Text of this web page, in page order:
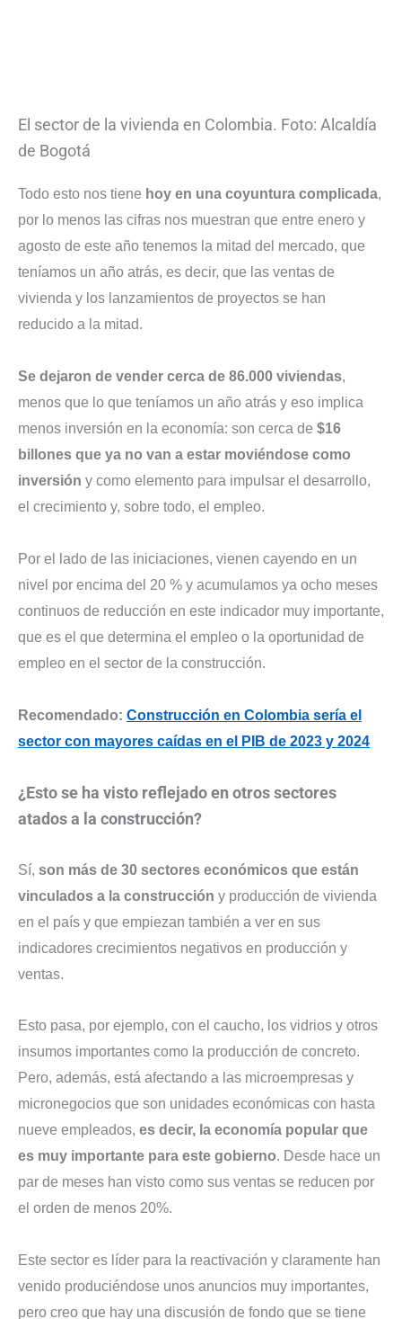
El sector de la vivienda en Colombia. Foto: Alcaldía
de Bogotá
Todo esto nos tiene hoy en una coyuntura complicada,
por lo menos las cifras nos muestran que entre enero y
agosto de este año tenemos la mitad del mercado, que
teníamos un año atrás, es decir, que las ventas de
vivienda y los lanzamientos de proyectos se han
reducido a la mitad.
Se dejaron de vender cerca de 86.000 viviendas,
menos que lo que teníamos un año atrás y eso implica
menos inversión en la economía: son cerca de $16
billones que ya no van a estar moviéndose como
inversión y como elemento para impulsar el desarrollo,
el crecimiento y, sobre todo, el empleo.
Por el lado de las iniciaciones, vienen cayendo en un
nivel por encima del 20 % y acumulamos ya ocho meses
continuos de reducción en este indicador muy importante,
que es el que determina el empleo o la oportunidad de
empleo en el sector de la construcción.
Recomendado: Construcción en Colombia sería el
sector con mayores caídas en el PIB de 2023 y 2024
¿Esto se ha visto reflejado en otros sectores
atados a la construcción?
Sí, son más de 30 sectores económicos que están
vinculados a la construcción y producción de vivienda
en el país y que empiezan también a ver en sus
indicadores crecimientos negativos en producción y
ventas.
Esto pasa, por ejemplo, con el caucho, los vidrios y otros
insumos importantes como la producción de concreto.
Pero, además, está afectando a las microempresas y
micronegocios que son unidades económicas con hasta
nueve empleados, es decir, la economía popular que
es muy importante para este gobierno. Desde hace un
par de meses han visto como sus ventas se reducen por
el orden de menos 20%.
Este sector es líder para la reactivación y claramente han
venido produciéndose unos anuncios muy importantes,
pero creo que hay una discusión de fondo que se tiene